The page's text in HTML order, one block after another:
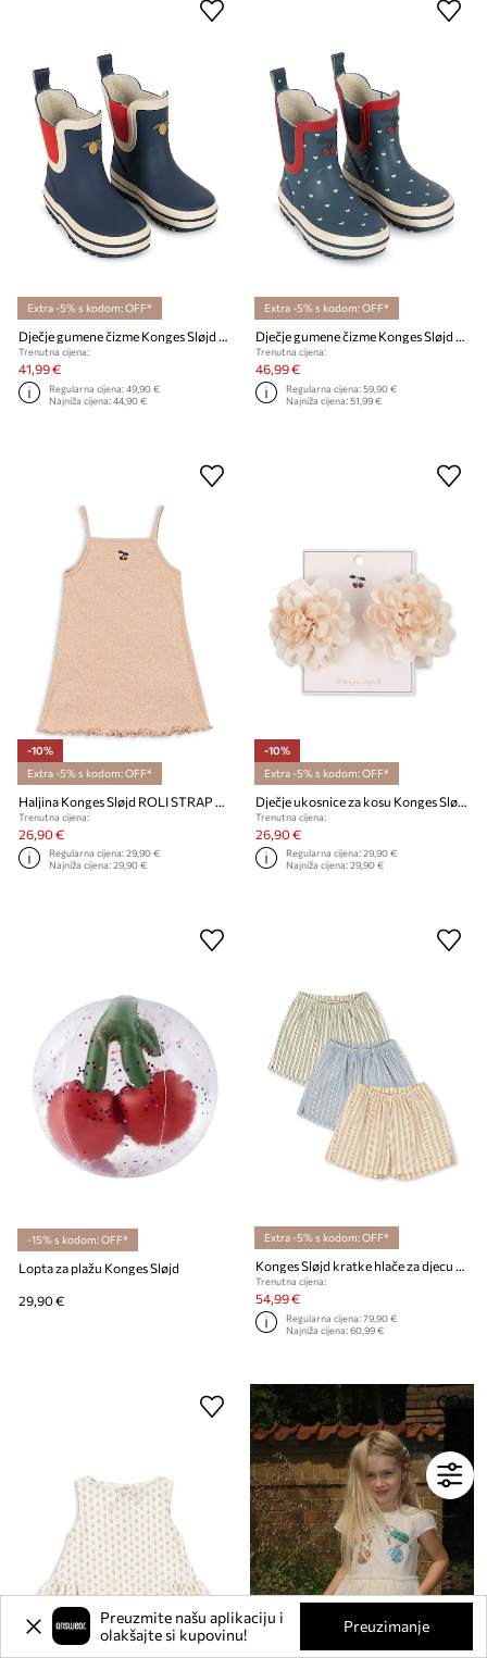
Extra -5% s kodom: OFF*
Dječje gumene čizme Konges Sløjd ROI BLOCK RAIN BOOT
Trenutna cijena:
41,99 €
Regularna cijena:49,90 €
Najniža cijena:44,90 €
Extra -5% s kodom: OFF*
Dječje gumene čizme Konges Sløjd ROI PRINTED RAIN BOOT
Trenutna cijena:
46,99 €
Regularna cijena:59,90 €
Najniža cijena:51,99 €
-10%
Extra -5% s kodom: OFF*
Trenutna cijena:
26,90 €
Regularna cijena:29,90 €
Najniža cijena:29,90 €
-10%
Extra -5% s kodom: OFF*
Trenutna cijena:
26,90 €
Regularna cijena:29,90 €
Najniža cijena:29,90 €
-15% s kodom: OFF*
Lopta za plažu Konges Sløjd
29,90 €
Extra -5% s kodom: OFF*
Konges Sløjd kratke hlače za djecu od pamuka 3 PACK AZUR SHORTS GOTS
Trenutna cijena:
54,99 €
Regularna cijena:79,90 €
Najniža cijena:60,99 €
Preuzmite našu aplikaciju i
olakšajte si kupovinu!
Preuzimanje